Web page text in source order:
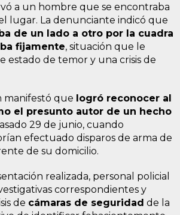
a un hombre que se encontraba
lugar. La denunciante indicó que
de un lado a otro por la cuadra
fijamente, situación que le
estado de temor y una crisis de
manifestó que logró reconocer al
el presunto autor de un hecho
29 de junio, cuando
efectuado disparos de arma de
de su domicilio.
realizada, personal policial
correspondientes y
de cámaras de seguridad de la